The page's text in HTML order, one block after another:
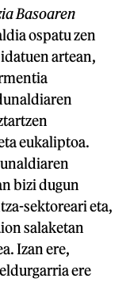
Basoaren
ospatu zen
artean,
eukaliptoa.
bizi dugun
sektoreari eta,
salaketan
Izan ere,
ere